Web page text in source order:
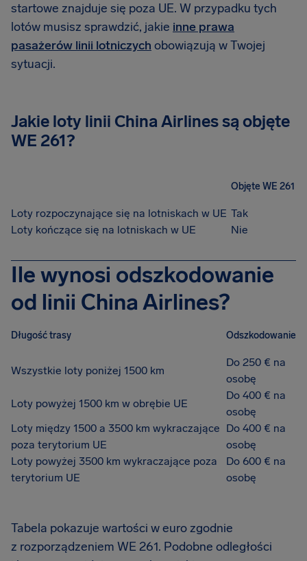
startowe znajduje się poza UE. W przypadku tych
lotów musisz sprawdzić, jakie inne prawa
pasażerów linii lotniczych obowiązują w Twojej
sytuacji.
Jakie loty linii China Airlines są objęte
WE 261?
Objęte WE 261
Loty rozpoczynające się na lotniskach w UE Tak
Loty kończące się na lotniskach w UE
Nie
Ile wynosi odszkodowanie
od linii China Airlines?
Długość trasy Odszkodowanie
Wszystkie loty poniżej 1500 km
Do 250 € na
osobę
Loty powyżej 1500 km w obrębie UE
Do 400 € na
osobę
Loty między 1500 a 3500 km wykraczające
poza terytorium UE
Do 400 € na
osobę
Loty powyżej 3500 km wykraczające poza
terytorium UE
Do 600 € na
osobę
Tabela pokazuje wartości w euro zgodnie
z rozporządzeniem WE 261. Podobne odległości